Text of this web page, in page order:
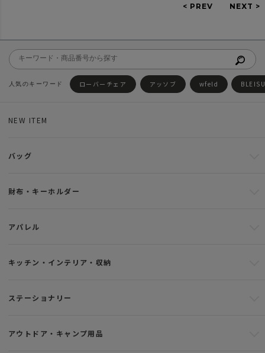
ローバーチェア アッソブ wfeld
NEW ITEM
バッグ
財布・キーホルダー
アパレル
キッチン・インテリア・収納
ステーショナリー
アウトドア・キャンプ用品